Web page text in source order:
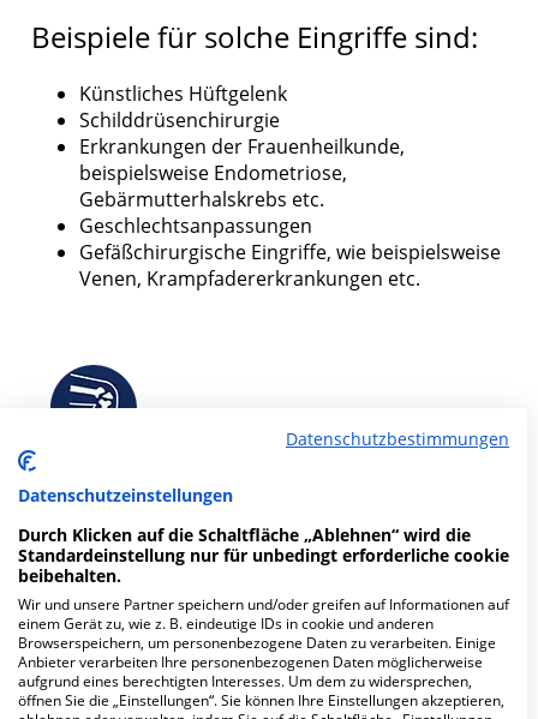
Beispiele für solche Eingriffe sind:
Künstliches Hüftgelenk
Schilddrüsenchirurgie
Erkrankungen der Frauenheilkunde,
beispielsweise Endometriose,
Gebärmutterhalskrebs etc.
Geschlechtsanpassungen
Gefäßchirurgische Eingriffe, wie beispielsweise
Venen, Krampfadererkrankungen etc.
Orthopädie in Wiesbaden
Die Orthopädie behandelt beispielsweise
Erkrankungen des Stütz- und
Bewegungsapparates und angeborene
Fehlbildungen. Es wird zwischen der
konservativen und operativen Behandlung
unterschieden. Zur Orthopädie gehören
Datenschutzbestimmungen
Datenschutzeinstellungen
Durch Klicken auf die Schaltfläche „Ablehnen“ wird die
Standardeinstellung nur für unbedingt erforderliche cookie
beibehalten.
Wir und unsere Partner speichern und/oder greifen auf Informationen auf
einem Gerät zu, wie z. B. eindeutige IDs in cookie und anderen
Browserspeichern, um personenbezogene Daten zu verarbeiten. Einige
Anbieter verarbeiten Ihre personenbezogenen Daten möglicherweise
aufgrund eines berechtigten Interesses. Um dem zu widersprechen,
öffnen Sie die „Einstellungen“. Sie können Ihre Einstellungen akzeptieren,